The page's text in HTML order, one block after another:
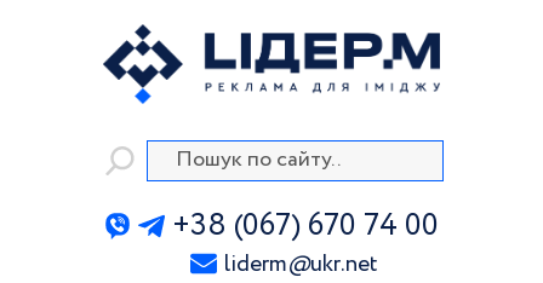
+38 (067) 670 74 00
liderm@ukr.net